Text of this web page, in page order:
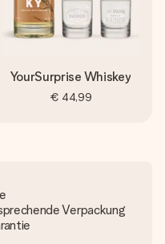
YourSurprise Whiskey
€ 44,99
Verpackung